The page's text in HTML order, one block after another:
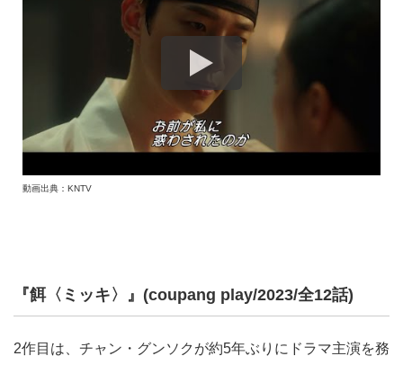
動画出典：KNTV
『餌〈ミッキ〉』(coupang play/2023/全12話)
2作目は、チャン・グンソクが約5年ぶりにドラマ主演を務